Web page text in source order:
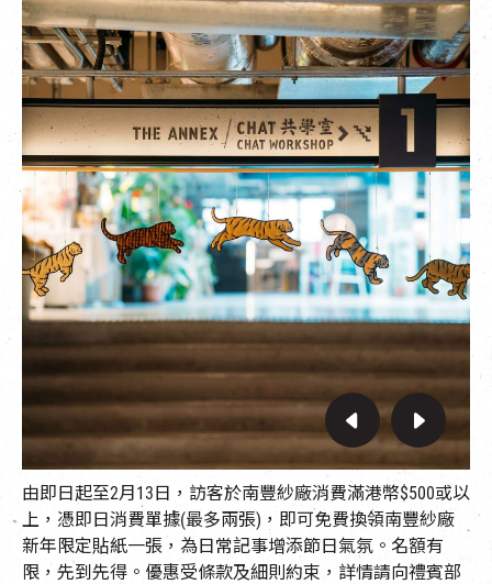
由即日起至2月13日，訪客於南豐紗廠消費滿港幣$500或以
上，憑即日消費單據(最多兩張)，即可免費換領南豐紗廠
新年限定貼紙一張，為日常記事增添節日氣氛。名額有
限，先到先得。優惠受條款及細則約束，詳情請向禮賓部